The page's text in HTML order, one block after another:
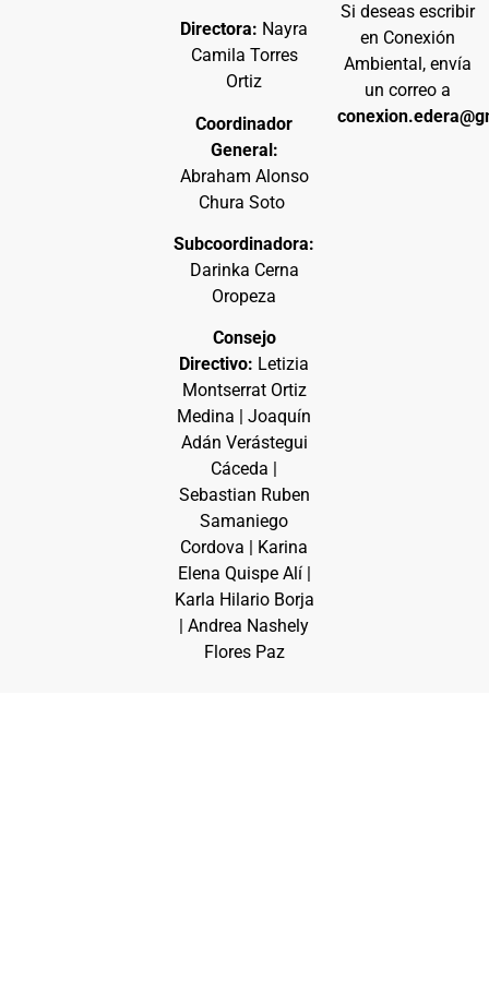
Directora: Nayra
Camila Torres
Ortiz
Coordinador
General:
Abraham Alonso
Chura Soto
Subcoordinadora:
Darinka Cerna
Oropeza
Consejo
Directivo: Letizia
Montserrat Ortiz
Medina | Joaquín
Adán Verástegui
Cáceda |
Sebastian Ruben
Samaniego
Cordova | Karina
Elena Quispe Alí |
Karla Hilario Borja
| Andrea Nashely
Flores Paz
Si deseas escribir
en Conexión
Ambiental, envía
un correo a